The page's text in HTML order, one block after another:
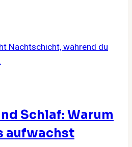
Schlaf: Warum
aufwachst